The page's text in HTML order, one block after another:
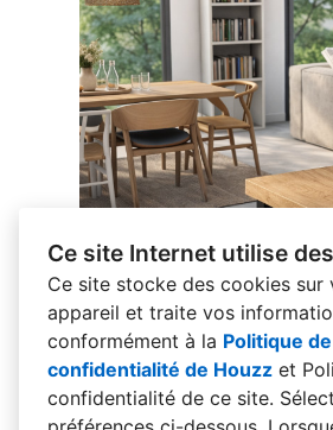
Ce site Internet utilise
Ce site stocke des cookies sur
appareil et traite vos
conformément à la Politique de
confidentialité de Houzz et
confidentialité de ce site.
STRUCTURER UN ESPACE
CLOISONNER : UN PROJET
VANNES